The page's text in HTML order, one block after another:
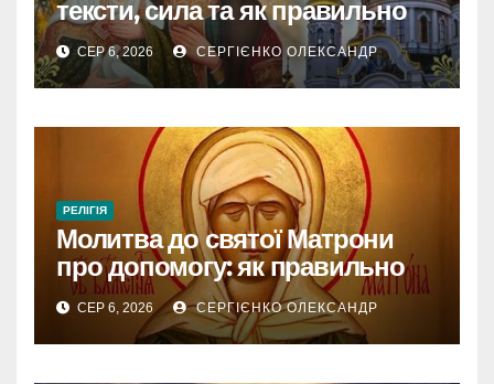
тексти, сила та як правильно
читати
СЕР 6, 2026 СЕРГІЄНКО ОЛЕКСАНДР
РЕЛІГІЯ
Молитва до святої Матрони
про допомогу: як правильно
звертатися
СЕР 6, 2026 СЕРГІЄНКО ОЛЕКСАНДР